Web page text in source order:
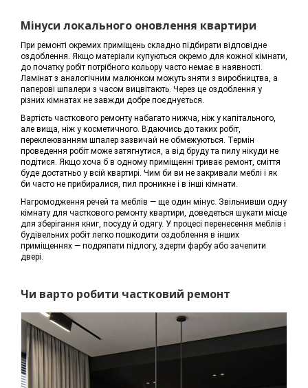
Мінуси локального оновлення квартири
При ремонті окремих приміщень складно підбирати відповідне
оздоблення. Якщо матеріали купуються окремо для кожної кімнати,
до початку робіт потрібного кольору часто немає в наявності.
Ламінат з аналогічним малюнком можуть зняти з виробництва, а
паперові шпалери з часом вицвітають. Через це оздоблення у
різних кімнатах не завжди добре поєднується.
Вартість часткового ремонту набагато нижча, ніж у капітального,
але вища, ніж у косметичного. Вдаючись до таких робіт,
переклеюванням шпалер зазвичай не обмежуються. Термін
проведення робіт може затягнутися, а від бруду та пилу нікуди не
подітися. Якщо хоча б в одному приміщенні триває ремонт, сміття
буде достатньо у всій квартирі. Чим би ви не закривали меблі і як
би часто не прибиралися, пил проникне і в інші кімнати.
Нагромодження речей та меблів — ще один мінус. Звільнивши одну
кімнату для часткового ремонту квартири, доведеться шукати місце
для зберігання книг, посуду й одягу. У процесі перенесення меблів і
будівельних робіт легко пошкодити оздоблення в інших
приміщеннях — подряпати підлогу, здерти фарбу або зачепити
двері.
Чи варто робити частковий ремонт